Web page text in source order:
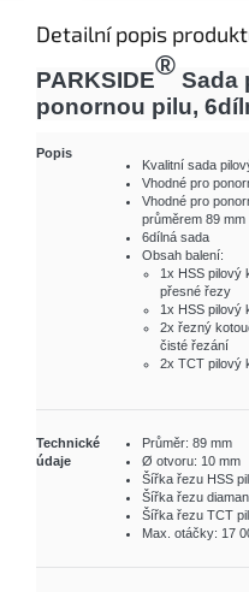
Detailní popis
PARKSIDE® Sada
ponornou pilu,
Popis
Kvalitní sada
Vhodné pro
Vhodné pro
průměrem 89 mm
6dílná sada
Obsah balení:
1x HSS pilový
přesné řezy
1x HSS pilový
2x řezný
čisté řezání
2x TCT pilový
Technické
údaje
Průměr: 89 mm
Ø otvoru: 10 mm
Šířka řezu HSS
Šířka řezu
Šířka řezu TCT
Max. otáčky: 17